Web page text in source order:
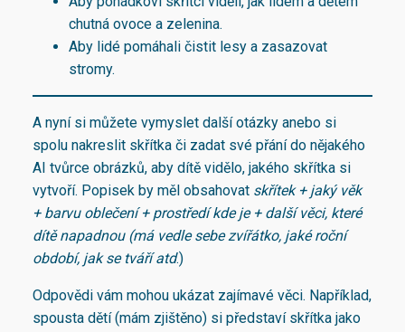
chutná ovoce a zelenina.
Aby lidé pomáhali čistit lesy a zasazovat
stromy.
A nyní si můžete vymyslet další otázky anebo si
spolu nakreslit skřítka či zadat své přání do nějakého
AI tvůrce obrázků, aby dítě vidělo, jakého skřítka si
vytvoří. Popisek by měl obsahovat skřítek + jaký věk
+ barvu oblečení + prostředí kde je + další věci, které
dítě napadnou (má vedle sebe zvířátko, jaké roční
období, jak se tváří atd.)
Odpovědi vám mohou ukázat zajímavé věci. Například,
spousta dětí (mám zjištěno) si představí skřítka jako